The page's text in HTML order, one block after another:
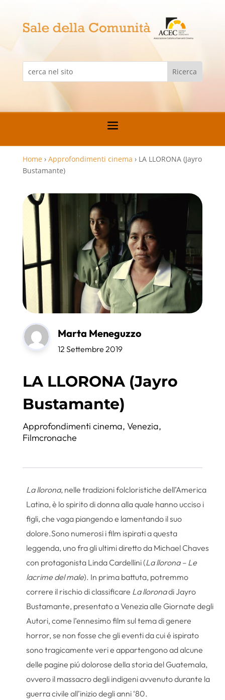
Home › Approfondimenti cinema › LA LLORONA (Jayro
Bustamante)
Marta Meneguzzo
12 Settembre 2019
LA LLORONA (Jayro
Bustamante)
Approfondimenti cinema, Venezia,
Filmcronache
La llorona, nelle tradizioni folcloristiche dell’America
Latina, è lo spirito di donna alla quale hanno ucciso i
figli, che vaga piangendo e lamentando il suo
dolore.Sono numerosi i film ispirati a questa
leggenda, uno fra gli ultimi diretto da Michael Chaves
con protagonista Linda Cardellini (La llorona – Le
lacrime del male). In prima battuta, potremmo
correre il rischio di classificare La lloronadi Jayro
Bustamante, presentato a Venezia alle Giornate degli
Autori, come l’ennesimo film sul tema di genere
horror, se non fosse che gli eventi da cui é ispirato
sono tragicamente veri e appartengono ad alcune
delle pagine piú dolorose della storia del Guatemala,
ovvero il massacro degli indigeni avvenuto durante la
guerra civile all’inizio degli anni ‘80.